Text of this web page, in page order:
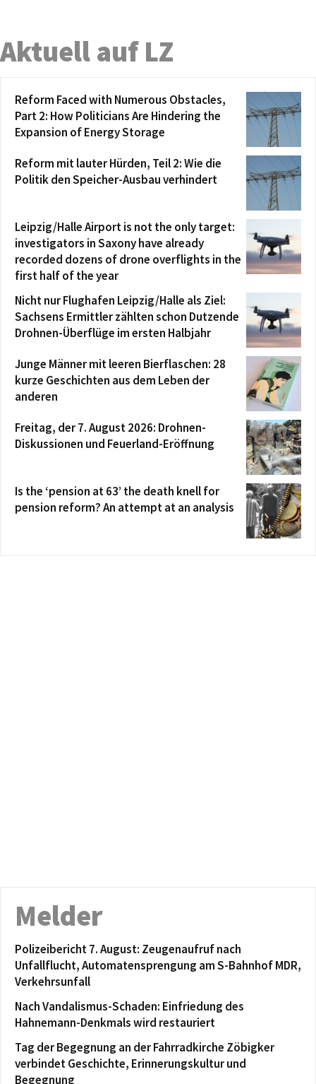
Aktuell auf LZ
Reform Faced with Numerous Obstacles,
Part 2: How Politicians Are Hindering the
Expansion of Energy Storage
Reform mit lauter Hürden, Teil 2: Wie die
Politik den Speicher-Ausbau verhindert
Leipzig/Halle Airport is not the only target:
investigators in Saxony have already
recorded dozens of drone overflights in the
first half of the year
Nicht nur Flughafen Leipzig/Halle als Ziel:
Sachsens Ermittler zählten schon Dutzende
Drohnen-Überflüge im ersten Halbjahr
Junge Männer mit leeren Bierflaschen: 28
kurze Geschichten aus dem Leben der
anderen
Freitag, der 7. August 2026: Drohnen-
Diskussionen und Feuerland-Eröffnung
Is the ‘pension at 63’ the death knell for
pension reform? An attempt at an analysis
Melder
Polizeibericht 7. August: Zeugenaufruf nach
Unfallflucht, Automatensprengung am S-Bahnhof MDR,
Verkehrsunfall
Nach Vandalismus-Schaden: Einfriedung des
Hahnemann-Denkmals wird restauriert
Tag der Begegnung an der Fahrradkirche Zöbigker
verbindet Geschichte, Erinnerungskultur und
Begegnung